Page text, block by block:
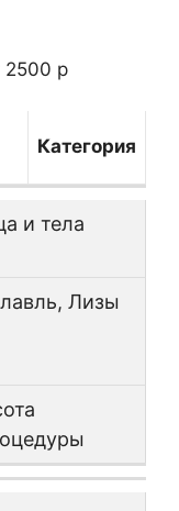
2500 р
Категория
и тела
Лизы